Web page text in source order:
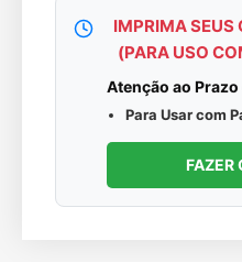
IMPRIMA SEUS
(PARA USO
Atenção ao
Para Usar com
FAZER